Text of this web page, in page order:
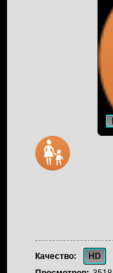
Качество:
HD